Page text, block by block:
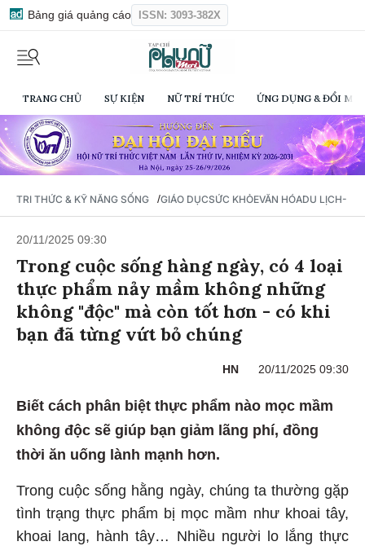
Bảng giá quảng cáo ISSN: 3093-382X
TRANG CHỦ SỰ KIỆN NỮ TRÍ THỨC ỨNG DỤNG & ĐỔI
TRI THỨC & KỸ NĂNG SỐNG /GIÁO DỤCSỨC KHỎEVĂN HÓADU LỊCH-
20/11/2025 09:30
Trong cuộc sống hàng ngày, có 4 loại
thực phẩm nảy mầm không những
không "độc" mà còn tốt hơn - có khi
bạn đã từng vứt bỏ chúng
HN 20/11/2025 09:30
Biết cách phân biệt thực phẩm nào mọc mầm
không độc sẽ giúp bạn giảm lãng phí, đồng
thời ăn uống lành mạnh hơn.
Trong cuộc sống hằng ngày, chúng ta thường gặp
tình trạng thực phẩm bị mọc mầm như khoai tây,
khoai lang, hành tây… Nhiều người lo lắng thực